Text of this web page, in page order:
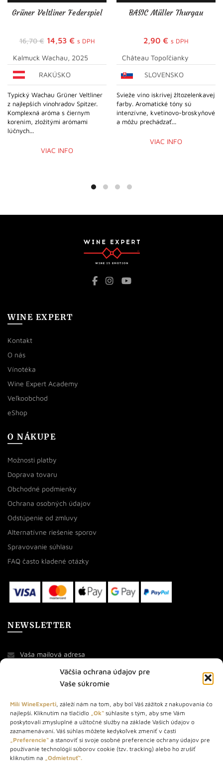
Väčšia ochrana údajov pre
Vaše súkromie
Milí WineExperti, záleží nám na tom, aby bol Váš zážitok z nakupovania čo
najlepší. Kliknutím na tlačidlo „Ok“ súhlasíte s tým, aby sme Vám
poskytovali zmysluplné a užitočné služby na základe Vašich údajov o
zaznamenávaní. Váš súhlas môžete kedykoľvek zmeniť v časti
„Preferencie“ a stanoviť si svoje osobné preferencie ochrany údajov pre
používanie technológií súborov cookie (tzv. tracking) alebo ho zrušiť
kliknutím na „Odmietnuť“.
Grüner Veltliner Federspiel
16,70€ Pôvodná
bola:
16,70 €.
14,53 €Aktuálna
je:
s DPH
Kalmuck Wachau, 2025
RAKÚSKO
Typický Wachau Grüner Veltliner
z najlepších vinohradov Spitzer.
Komplexná aróma s čiernym
korením, zložitými arómami
lúčnych...
VIAC INFO
BASIC Müller Thurgau
2,90 € s DPH
Château Topoľčianky
SLOVENSKO
Svieže víno iskrivej žltozelenkavej
farby. Aromatické tóny sú
intenzívne, kvetinovo-broskyňové
a môžu prechádzať...
VIAC INFO
WINE EXPERT
Kontakt
O nás
Vínotéka
Wine Expert Academy
Veľkoobchod
eShop
O NÁKUPE
Možnosti platby
Doprava tovaru
Obchodné podmienky
Ochrana osobných údajov
Odstúpenie od zmluvy
Alternatívne riešenie sporov
Spravovanie súhlasu
FAQ často kladené otázky
NEWSLETTER
O NÁS
STORE – obchod s vínom a destilátmi od roku 2010. Na našej
webovej stránke predávame viac ako 1000+ značkových
produktov.